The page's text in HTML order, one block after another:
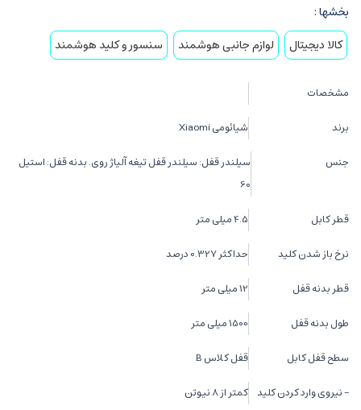
بخشها :
کالا دیجیتال
لوازم جانبی هوشمند سنسور و کلید هوشمند
مشخصات
برند شیائومی Xiaomi
جنس
سیلندر قفل: سیلندر قفل تیغه آلیاژ روی. بدنه قفل: استیل
60
قطر کابل 4.5 میلی متر
نرخ باز شدن کلید حداکثر 0.327 درصد
قطر بدنه قفل 12 میلی متر
طول بدنه قفل 1500 میلی متر
سطح قفل کابل قفل کلاس B
- نیروی وارد کردن کلید کمتر از 8 نیوتن